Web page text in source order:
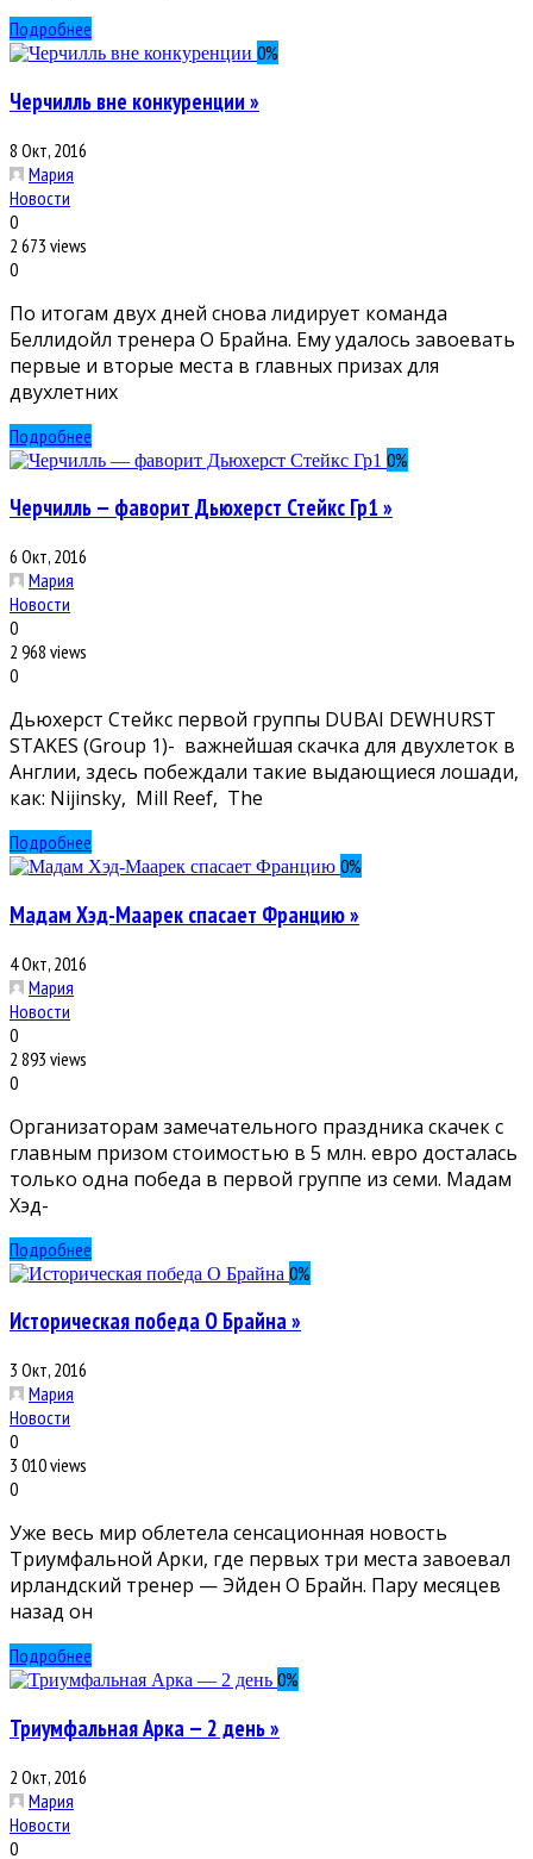
Подробнее
0%
Черчилль вне конкуренции »
8 Окт, 2016
Мария
Новости
0
2 673 views
0
По итогам двух дней снова лидирует команда
Беллидойл тренера О Брайна. Ему удалось завоевать
первые и вторые места в главных призах для
двухлетних
Подробнее
0%
Черчилль — фаворит Дьюхерст Стейкс Гр1 »
6 Окт, 2016
Мария
Новости
0
2 968 views
0
Дьюхерст Стейкс первой группы DUBAI DEWHURST
STAKES (Group 1)- важнейшая скачка для двухлеток в
Англии, здесь побеждали такие выдающиеся лошади,
как: Nijinsky, Mill Reef, The
Подробнее
0%
Мадам Хэд-Маарек спасает Францию »
4 Окт, 2016
Мария
Новости
0
2 893 views
0
Организаторам замечательного праздника скачек с
главным призом стоимостью в 5 млн. евро досталась
только одна победа в первой группе из семи. Мадам
Хэд-
Подробнее
0%
Историческая победа О Брайна »
3 Окт, 2016
Мария
Новости
0
3 010 views
0
Уже весь мир облетела сенсационная новость
Триумфальной Арки, где первых три места завоевал
ирландский тренер — Эйден О Брайн. Пару месяцев
назад он
Подробнее
0%
Триумфальная Арка — 2 день »
2 Окт, 2016
Мария
Новости
0